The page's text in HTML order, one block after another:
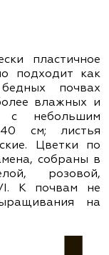
пластичное
подходит как
почвах
влажных и
с небольшим
см; листья
Цветки по
собраны в
розовой,
К почвам не
на